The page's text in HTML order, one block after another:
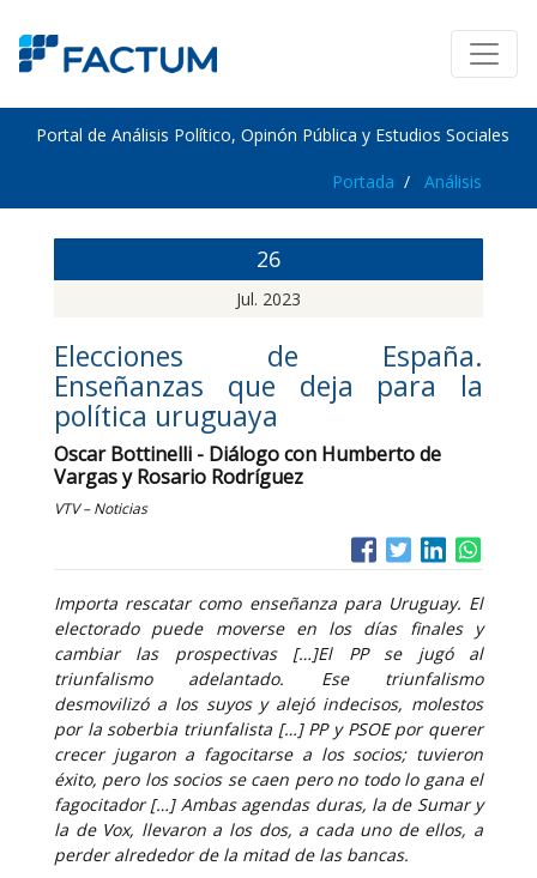
Portal de Análisis Político, Opinón Pública y Estudios Sociales
Portada Análisis
26
Jul. 2023
Elecciones de España.
Enseñanzas que deja para la
política uruguaya
Oscar Bottinelli - Diálogo con Humberto de
Vargas y Rosario Rodríguez
VTV – Noticias
Importa rescatar como enseñanza para Uruguay. El
electorado puede moverse en los días finales y
cambiar las prospectivas […]El PP se jugó al
triunfalismo adelantado. Ese triunfalismo
desmovilizó a los suyos y alejó indecisos, molestos
por la soberbia triunfalista […] PP y PSOE por querer
crecer jugaron a fagocitarse a los socios; tuvieron
éxito, pero los socios se caen pero no todo lo gana el
fagocitador […] Ambas agendas duras, la de Sumar y
la de Vox, llevaron a los dos, a cada uno de ellos, a
perder alrededor de la mitad de las bancas.